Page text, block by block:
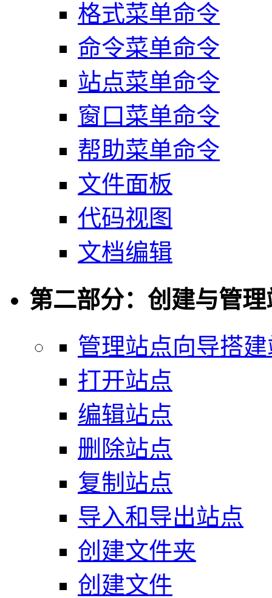
格式菜单命令
命令菜单命令
站点菜单命令
窗口菜单命令
帮助菜单命令
文件面板
代码视图
文档编辑
第二部分：创建与管理
管理站点向导搭
打开站点
编辑站点
删除站点
复制站点
导入和导出站点
创建文件夹
创建文件